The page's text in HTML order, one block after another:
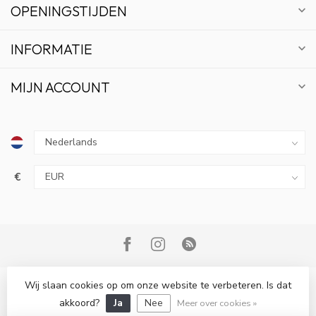
OPENINGSTIJDEN
INFORMATIE
MIJN ACCOUNT
€
© Copyright 2026 Bonsai Plaza
Wij slaan cookies op om onze website te verbeteren. Is dat
akkoord?
Ja Nee Meer over cookies »
10% KORTING